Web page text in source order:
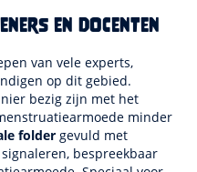
en docenten
van vele experts,
op dit gebied.
bezig zijn met het
minder
folder gevuld met
bespreekbaar